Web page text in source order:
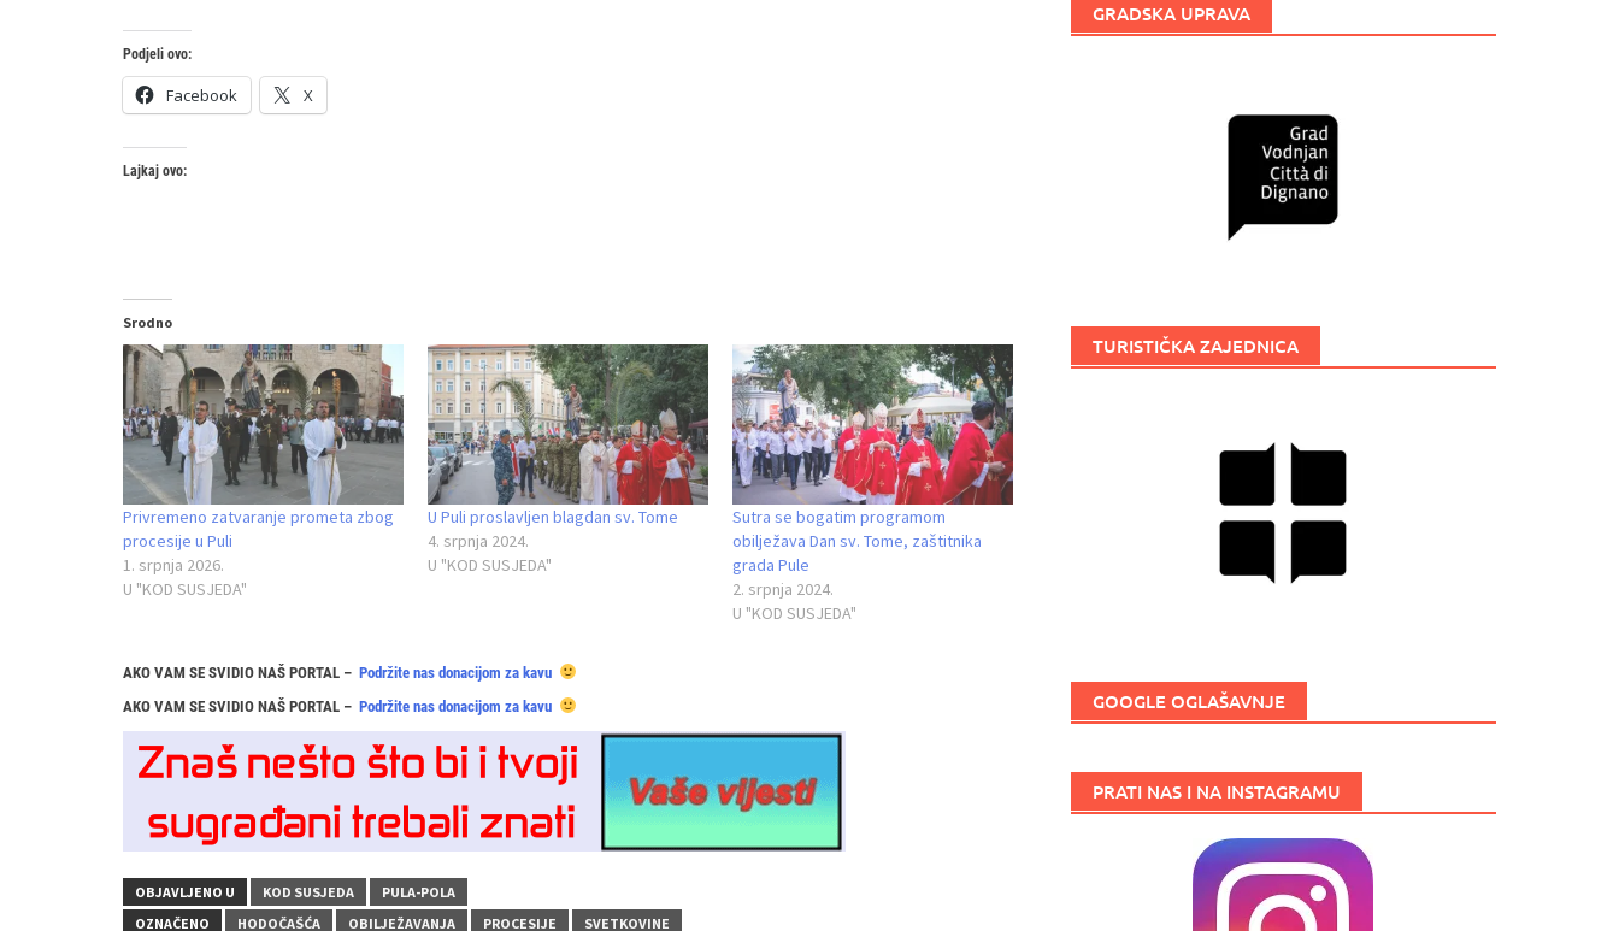
Podjeli ovo:
Facebook X
Lajkaj ovo:
Srodno
Privremeno zatvaranje prometa zbog
procesije u Puli
1. srpnja 2026.
U "KOD SUSJEDA"
U Puli proslavljen blagdan sv. Tome
4. srpnja 2024.
U "KOD SUSJEDA"
Sutra se bogatim programom
obilježava Dan sv. Tome, zaštitnika
grada Pule
2. srpnja 2024.
U "KOD SUSJEDA"
AKO VAM SE SVIDIO NAŠ PORTAL – Podržite nas donacijom za kavu
AKO VAM SE SVIDIO NAŠ PORTAL – Podržite nas donacijom za kavu
OBJAVLJENO U KOD SUSJEDA
PULA-POLA
OZNAČENO
HODOČAŠĆA OBILJEŽAVANJA PROCESIJE SVETKOVINE
GRADSKA UPRAVA
TURISTIČKA ZAJEDNICA
GOOGLE OGLAŠAVNJE
PRATI NAS I NA INSTAGRAMU